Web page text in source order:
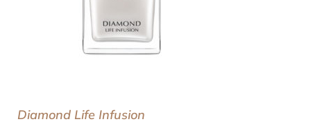
Diamond Life Infusion